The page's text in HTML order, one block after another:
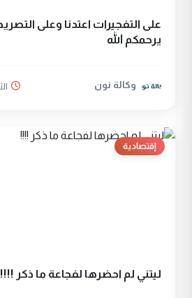
على التفجيرات اعتدنا وعلى
يرحمكم الله
وكالة نون
إقتصادية
ليتني لم احضرها لفجاعة ما ذكر !!!!